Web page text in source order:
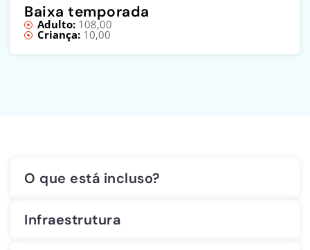
Baixa temporada
Adulto: 108,00
Criança: 10,00
O que está incluso?
Infraestrutura